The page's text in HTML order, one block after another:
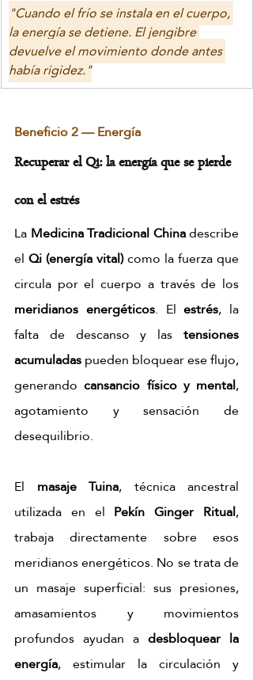
"Cuando el frío se instala en el cuerpo,
la energía se detiene. El jengibre
devuelve el movimiento donde antes
había rigidez."
Beneficio 2 — Energía
Recuperar el Qi: la energía que se pierde
con el estrés
La Medicina Tradicional China describe
el Qi (energía vital) como la fuerza que
meridianos energéticos. El estrés, la
falta de descanso y las tensiones
acumuladas pueden bloquear ese flujo,
generando cansancio físico y mental,
agotamiento y sensación de
desequilibrio.
El masaje Tuina, técnica ancestral
utilizada en el Pekín Ginger Ritual,
trabaja directamente sobre esos
meridianos energéticos. No se trata de
un masaje superficial: sus presiones,
amasamientos y movimientos
profundos ayudan a desbloquear la
energía, estimular la circulación y